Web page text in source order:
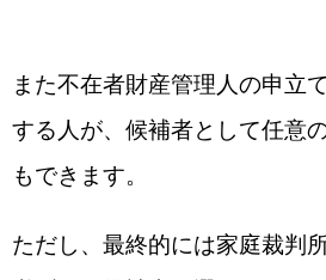
また不在者財産管理人の申立
する人が、候補者として任意
もできます。
ただし、最終的には家庭裁判